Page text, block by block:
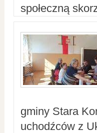
społeczną
gminy Stara
uchodźców z